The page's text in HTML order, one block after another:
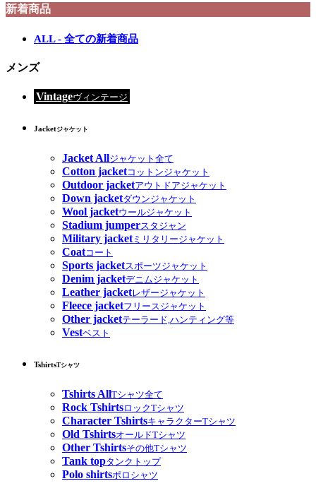
新着商品
ALL - 全ての新着商品
メンズ
Vintageヴィンテージ
Jacketジャケット
Jacket Allジャケット全て
Cotton jacketコットンジャケット
Outdoor jacketアウトドアジャケット
Down jacketダウンジャケット
Wool jacketウールジャケット
Stadium jumperスタジャン
Military jacketミリタリージャケット
Coatコート
Sports jacketスポーツジャケット
Denim jacketデニムジャケット
Leather jacketレザージャケット
Fleece jacketフリースジャケット
Other jacketテーラード,ハンティング等
Vestベスト
TshirtsTシャツ
Tshirts AllTシャツ全て
Rock TshirtsロックTシャツ
Character TshirtsキャラクターTシャツ
Old TshirtsオールドTシャツ
Other Tshirtsその他Tシャツ
Tank topタンクトップ
Polo shirtsポロシャツ